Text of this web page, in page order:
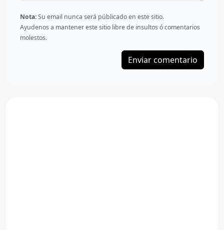
Nota:Su email nunca será públicado en este sitio.
Ayudenos a mantener este sitio libre de insultos ó comentarios
molestos.